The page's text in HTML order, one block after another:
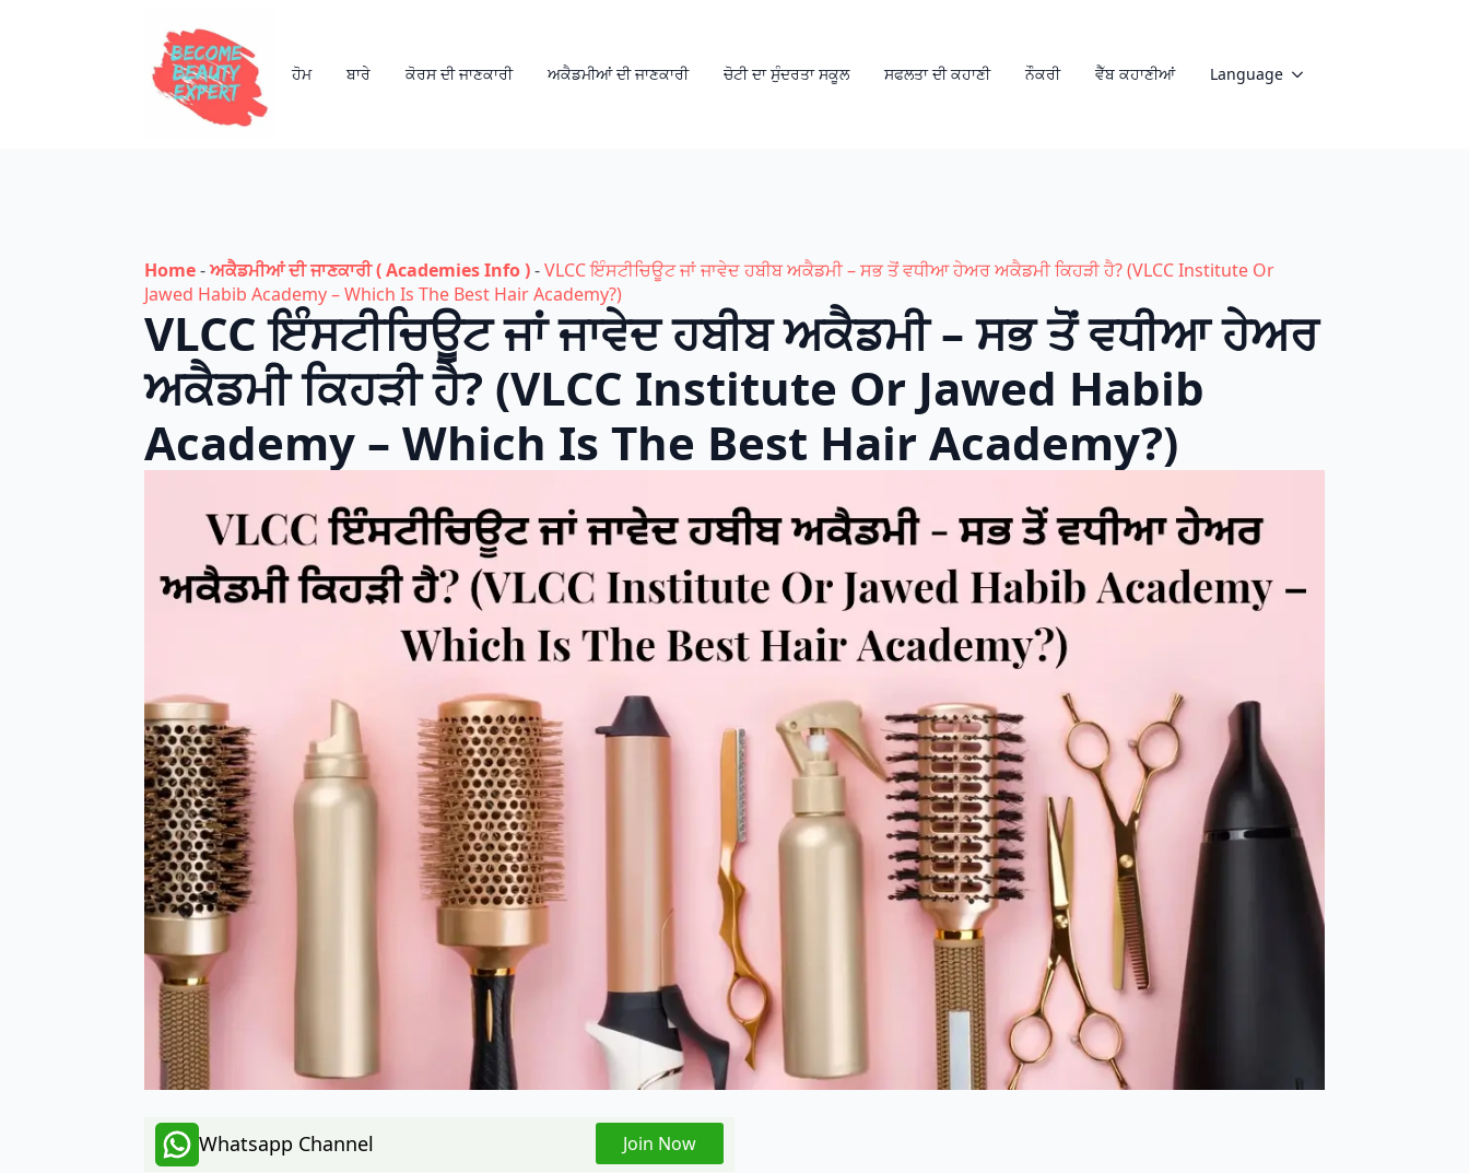
ਹੋਮ ਬਾਰੇ ਕੋਰਸ ਦੀ ਜਾਣਕਾਰੀ ਅਕੈਡਮੀਆਂ ਦੀ ਜਾਣਕਾਰੀ ਚੋਟੀ ਦਾ ਸੁੰਦਰਤਾ ਸਕੂਲ ਸਫਲਤਾ ਦੀ ਕਹਾਣੀ ਨੌਕਰੀ ਵੈੱਬ ਕਹਾਣੀਆਂ Language
Home-ਅਕੈਡਮੀਆਂ ਦੀ ਜਾਣਕਾਰੀ ( Academies Info )-VLCC ਇੰਸਟੀਚਿਊਟ ਜਾਂ ਜਾਵੇਦ ਹਬੀਬ ਅਕੈਡਮੀ – ਸਭ ਤੋਂ ਵਧੀਆ ਹੇਅਰ ਅਕੈਡਮੀ ਕਿਹੜੀ ਹੈ? (VLCC Institute Or
Jawed Habib Academy – Which Is The Best Hair Academy?)
VLCC ਇੰਸਟੀਚਿਊਟ ਜਾਂ ਜਾਵੇਦ ਹਬੀਬ ਅਕੈਡਮੀ – ਸਭ ਤੋਂ ਵਧੀਆ ਹੇਅਰ
ਅਕੈਡਮੀ ਕਿਹੜੀ ਹੈ? (VLCC Institute Or Jawed Habib
Academy – Which Is The Best Hair Academy?)
Whatsapp Channel
Join Now